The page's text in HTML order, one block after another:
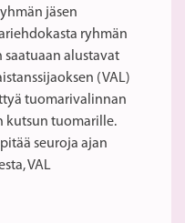
jäsen
ryhmän
saatuaan alustavat
(VAL)
tuomarivalinnan
kutsun tuomarille.
seuroja ajan
VAL